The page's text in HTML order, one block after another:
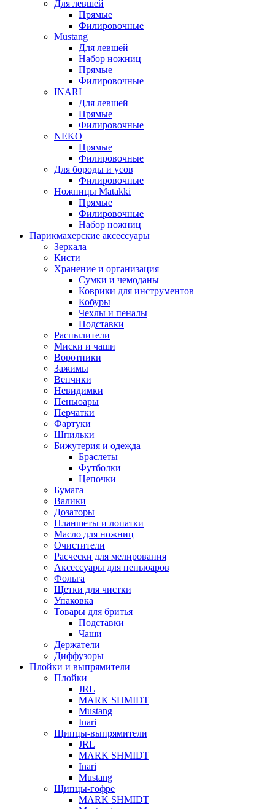
Для левшей
Прямые
Филировочные
Mustang
Для левшей
Набор ножниц
Прямые
Филировочные
INARI
Для левшей
Прямые
Филировочные
NEKO
Прямые
Филировочные
Для бороды и усов
Филировочные
Ножницы Matakki
Прямые
Филировочные
Набор ножниц
Парикмахерские аксессуары
Зеркала
Кисти
Хранение и организация
Сумки и чемоданы
Коврики для инструментов
Кобуры
Чехлы и пеналы
Подставки
Распылители
Миски и чаши
Воротники
Зажимы
Венчики
Невидимки
Пеньюары
Перчатки
Фартуки
Шпильки
Бижутерия и одежда
Браслеты
Футболки
Цепочки
Бумага
Валики
Дозаторы
Планшеты и лопатки
Масло для ножниц
Очистители
Расчески для мелирования
Аксессуары для пеньюаров
Фольга
Щетки для чистки
Упаковка
Товары для бритья
Подставки
Чаши
Держатели
Диффузоры
Плойки и выпрямители
Плойки
JRL
MARK SHMIDT
Mustang
Inari
Щипцы-выпрямители
JRL
MARK SHMIDT
Inari
Mustang
Щипцы-гофре
MARK SHMIDT